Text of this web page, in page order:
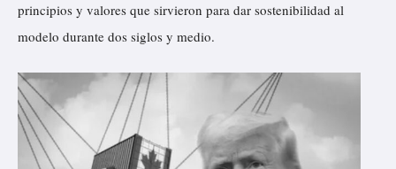
principios y valores que sirvieron para dar sostenibilidad al
modelo durante dos siglos y medio.